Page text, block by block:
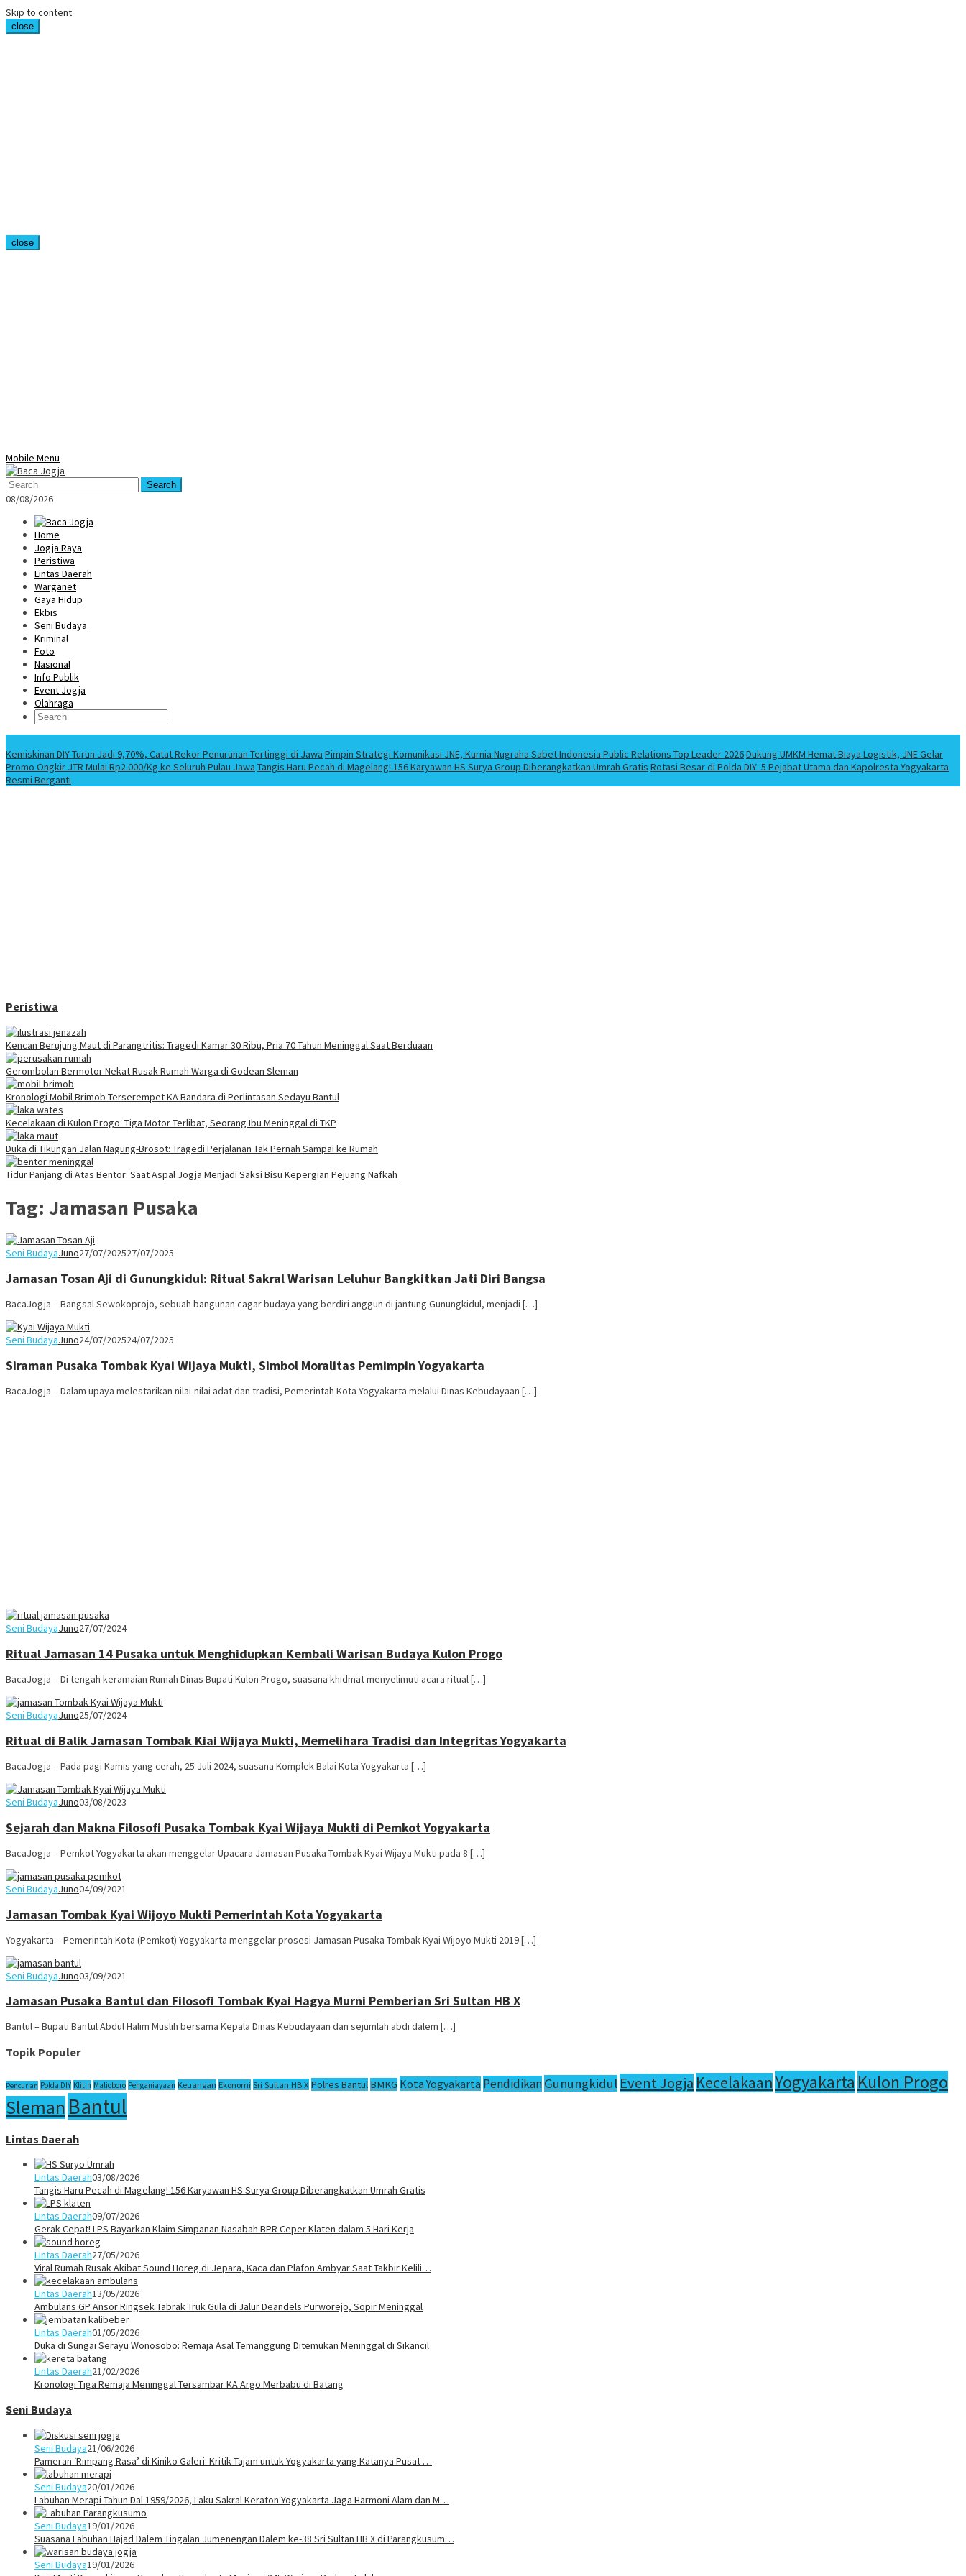
Skip to content
close
close
Mobile Menu
Search
08/08/2026
Home
Jogja Raya
Peristiwa
Lintas Daerah
Warganet
Gaya Hidup
Ekbis
Seni Budaya
Kriminal
Foto
Nasional
Info Publik
Event Jogja
Olahraga
Kemiskinan DIY Turun Jadi 9,70%, Catat Rekor Penurunan Tertinggi di Jawa Pimpin Strategi Komunikasi JNE, Kurnia Nugraha Sabet Indonesia Public Relations Top Leader 2026Dukung UMKM Hemat Biaya Logistik, JNE Gelar
Promo Ongkir JTR Mulai Rp2.000/Kg ke Seluruh Pulau Jawa Tangis Haru Pecah di Magelang! 156 Karyawan HS Surya Group Diberangkatkan Umrah Gratis Rotasi Besar di Polda DIY: 5 Pejabat Utama dan Kapolresta Yogyakarta
Resmi Berganti
Peristiwa
Kencan Berujung Maut di Parangtritis: Tragedi Kamar 30 Ribu, Pria 70 Tahun Meninggal Saat Berduaan
Gerombolan Bermotor Nekat Rusak Rumah Warga di Godean Sleman
Kronologi Mobil Brimob Terserempet KA Bandara di Perlintasan Sedayu Bantul
Kecelakaan di Kulon Progo: Tiga Motor Terlibat, Seorang Ibu Meninggal di TKP
Duka di Tikungan Jalan Nagung-Brosot: Tragedi Perjalanan Tak Pernah Sampai ke Rumah
Tidur Panjang di Atas Bentor: Saat Aspal Jogja Menjadi Saksi Bisu Kepergian Pejuang Nafkah
Tag: Jamasan Pusaka
Seni BudayaJuno27/07/202527/07/2025
Jamasan Tosan Aji di Gunungkidul: Ritual Sakral Warisan Leluhur Bangkitkan Jati Diri Bangsa
BacaJogja – Bangsal Sewokoprojo, sebuah bangunan cagar budaya yang berdiri anggun di jantung Gunungkidul, menjadi […]
Seni BudayaJuno24/07/202524/07/2025
Siraman Pusaka Tombak Kyai Wijaya Mukti, Simbol Moralitas Pemimpin Yogyakarta
BacaJogja – Dalam upaya melestarikan nilai-nilai adat dan tradisi, Pemerintah Kota Yogyakarta melalui Dinas Kebudayaan […]
Seni BudayaJuno27/07/2024
Ritual Jamasan 14 Pusaka untuk Menghidupkan Kembali Warisan Budaya Kulon Progo
BacaJogja – Di tengah keramaian Rumah Dinas Bupati Kulon Progo, suasana khidmat menyelimuti acara ritual […]
Seni BudayaJuno25/07/2024
Ritual di Balik Jamasan Tombak Kiai Wijaya Mukti, Memelihara Tradisi dan Integritas Yogyakarta
BacaJogja – Pada pagi Kamis yang cerah, 25 Juli 2024, suasana Komplek Balai Kota Yogyakarta […]
Seni BudayaJuno03/08/2023
Sejarah dan Makna Filosofi Pusaka Tombak Kyai Wijaya Mukti di Pemkot Yogyakarta
BacaJogja – Pemkot Yogyakarta akan menggelar Upacara Jamasan Pusaka Tombak Kyai Wijaya Mukti pada 8 […]
Seni BudayaJuno04/09/2021
Jamasan Tombak Kyai Wijoyo Mukti Pemerintah Kota Yogyakarta
Yogyakarta – Pemerintah Kota (Pemkot) Yogyakarta menggelar prosesi Jamasan Pusaka Tombak Kyai Wijoyo Mukti 2019 […]
Seni BudayaJuno03/09/2021
Jamasan Pusaka Bantul dan Filosofi Tombak Kyai Hagya Murni Pemberian Sri Sultan HB X
Bantul – Bupati Bantul Abdul Halim Muslih bersama Kepala Dinas Kebudayaan dan sejumlah abdi dalem […]
Topik Populer
Pencurian Polda DIY Klitih Malioboro Penganiayaan Keuangan Ekonomi Sri Sultan HB X Polres Bantul BMKG Kota Yogyakarta PendidikanGunungkidul Event Jogja KecelakaanYogyakarta Kulon Progo
Sleman Bantul
Lintas Daerah
Lintas Daerah03/08/2026
Tangis Haru Pecah di Magelang! 156 Karyawan HS Surya Group Diberangkatkan Umrah Gratis
Lintas Daerah09/07/2026
Gerak Cepat! LPS Bayarkan Klaim Simpanan Nasabah BPR Ceper Klaten dalam 5 Hari Kerja
Lintas Daerah27/05/2026
Viral Rumah Rusak Akibat Sound Horeg di Jepara, Kaca dan Plafon Ambyar Saat Takbir Kelili…
Lintas Daerah13/05/2026
Ambulans GP Ansor Ringsek Tabrak Truk Gula di Jalur Deandels Purworejo, Sopir Meninggal
Lintas Daerah01/05/2026
Duka di Sungai Serayu Wonosobo: Remaja Asal Temanggung Ditemukan Meninggal di Sikancil
Lintas Daerah21/02/2026
Kronologi Tiga Remaja Meninggal Tersambar KA Argo Merbabu di Batang
Seni Budaya
Seni Budaya21/06/2026
Pameran ‘Rimpang Rasa’ di Kiniko Galeri: Kritik Tajam untuk Yogyakarta yang Katanya Pusat …
Seni Budaya20/01/2026
Labuhan Merapi Tahun Dal 1959/2026, Laku Sakral Keraton Yogyakarta Jaga Harmoni Alam dan M…
Seni Budaya19/01/2026
Suasana Labuhan Hajad Dalem Tingalan Jumenengan Dalem ke-38 Sri Sultan HB X di Parangkusum…
Seni Budaya19/01/2026